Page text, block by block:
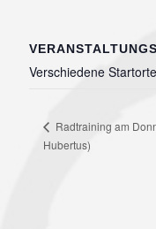
Verschiedene
Radtraining am
Hubertus)